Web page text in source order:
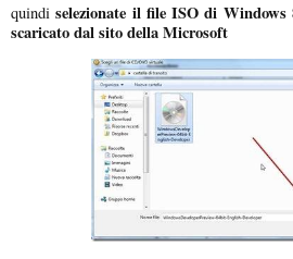
quindiselezionate il file ISO di Windows
scaricato dal sito della Microsoft